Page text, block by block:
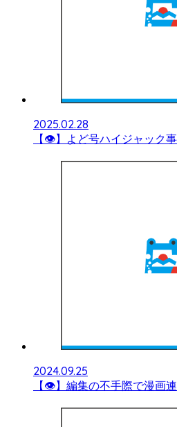
2025.02.28
【👁】よど号ハイジャック
2024.09.25
【👁】編集の不手際で漫画